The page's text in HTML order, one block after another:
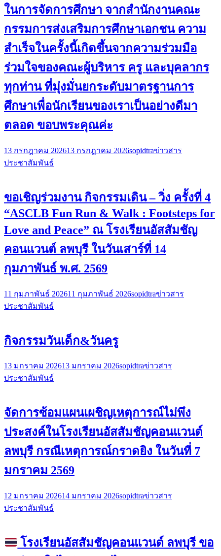
ในการจัดการศึกษา จากสำนักงานคณะ
กรรมการส่งเสริมการศึกษาเอกชน ความ
สำเร็จในครั้งนี้เกิดขึ้นจากความร่วมมือ
ร่วมใจของคณะผู้บริหาร ครู และบุคลากร
ทุกท่าน ที่มุ่งมั่นยกระดับมาตรฐานการ
ศึกษาเพื่อนักเรียนของเราเป็นอย่างดีมา
ตลอด ขอบพระคุณค่ะ
13 กรกฎาคม 202613 กรกฎาคม 2026sopidtraข่าวสาร
ประชาสัมพันธ์
ขอเชิญร่วมงาน กิจกรรมเดิน – วิ่ง ครั้งที่ 4
“ASCLB Fun Run & Walk : Footsteps for
Love and Peace” ณ โรงเรียนอัสสัมชัญ
คอนแวนต์ ลพบุรี ในวันเสาร์ที่ 14
กุมภาพันธ์ พ.ศ. 2569
11 กุมภาพันธ์ 202611 กุมภาพันธ์ 2026sopidtraข่าวสาร
ประชาสัมพันธ์
กิจกรรมวันเด็ก&วันครู
13 มกราคม 202613 มกราคม 2026sopidtraข่าวสาร
ประชาสัมพันธ์
จัดการซ้อมแผนเผชิญเหตุการณ์ไม่พึง
ประสงค์ในโรงเรียนอัสสัมชัญคอนแวนต์
ลพบุรี กรณีเหตุการณ์กราดยิง ในวันที่ 7
มกราคม 2569
12 มกราคม 202614 มกราคม 2026sopidtraข่าวสาร
ประชาสัมพันธ์
โรงเรียนอัสสัมชัญคอนแวนต์ ลพบุรี ขอ